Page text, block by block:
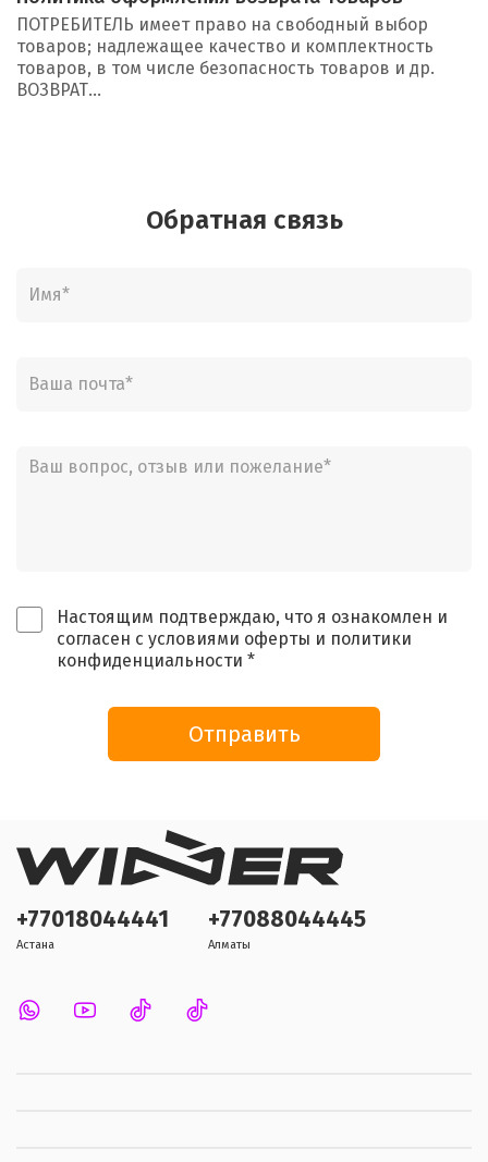
ПОТРЕБИТЕЛЬ имеет право на свободный выбор
товаров; надлежащее качество и комплектность
товаров, в том числе безопасность товаров и др.
ВОЗВРАТ...
Обратная связь
Настоящим подтверждаю, что я ознакомлен и
согласен с условиями оферты и политики
конфиденциальности *
Отправить
+77018044441
Астана
+77088044445
Алматы